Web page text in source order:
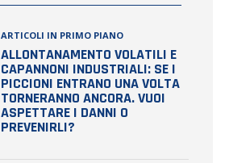
ARTICOLI IN PRIMO PIANO
ALLONTANAMENTO VOLATILI E
CAPANNONI INDUSTRIALI: SE I
PICCIONI ENTRANO UNA VOLTA
TORNERANNO ANCORA. VUOI
ASPETTARE I DANNI O
PREVENIRLI?